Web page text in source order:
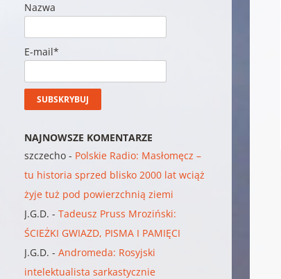
Nazwa
E-mail*
NAJNOWSZE KOMENTARZE
szczecho - Polskie Radio: Masłomęcz –
tu historia sprzed blisko 2000 lat wciąż
żyje tuż pod powierzchnią ziemi
J.G.D. -Tadeusz Pruss Mroziński:
ŚCIEŻKI GWIAZD, PISMA I PAMIĘCI
J.G.D. -Andromeda: Rosyjski
intelektualista sarkastycznie